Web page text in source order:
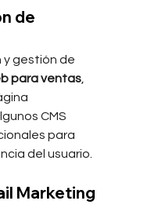
de
y gestión de
para ventas,
CMS
para
del usuario.
Marketing